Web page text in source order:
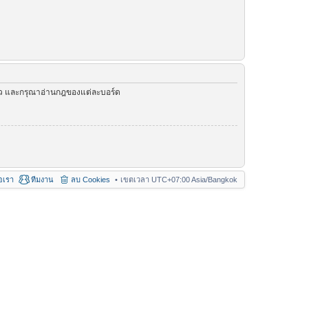
และกรุณาอ่านกฎของแต่ละบอร์ด
เขตเวลา UTC+07:00 Asia/Bangkok
ลบ Cookies
ทีมงาน
รา